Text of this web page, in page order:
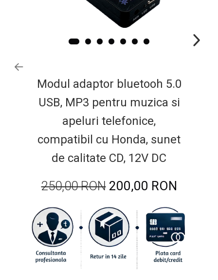
Nissan
Land Rover
Modul adaptor bluetooh 5.0
USB, MP3 pentru muzica si
apeluri telefonice,
compatibil cu Honda, sunet
de calitate CD, 12V DC
250,00 RON 200,00 RON